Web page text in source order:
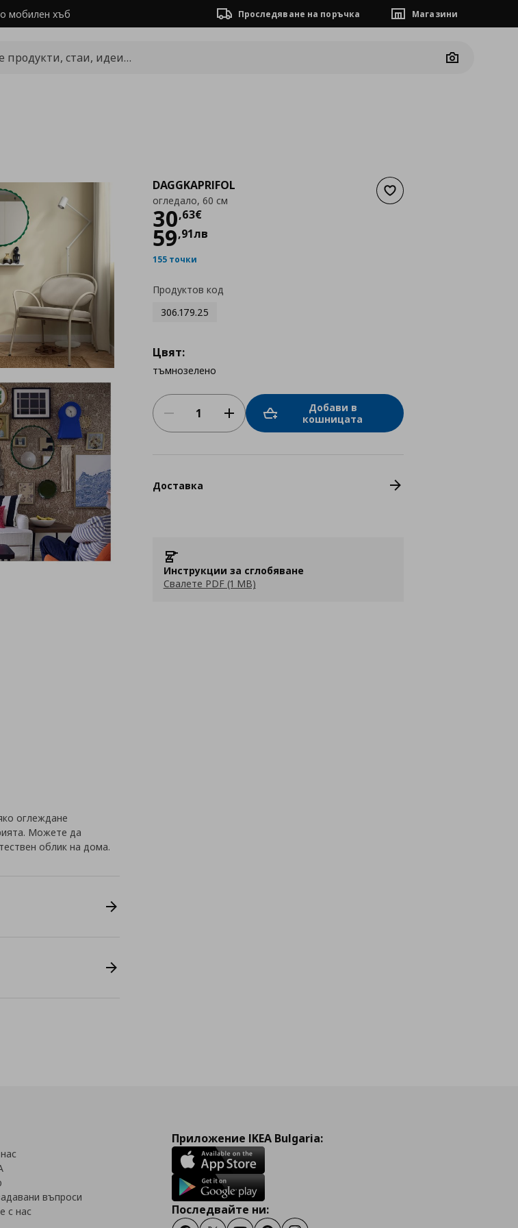
мобилен хъб Проследяване на поръчка Магазини
Camera
Добави към списъка с
DAGGKAPRIFOL
огледало, 60 см
30,63€
Цена
59,91лв
155 точки
Продуктов код
306.179.25
Цвят:
тъмнозелено
Добави в
кошницата
Доставка
Инструкции за сглобяване
Свалете PDF (1 MB)
оглеждане
Можете да
облик на дома.
въпроси
с нас
Приложение IKEA Bulgaria:
Последвайте ни: